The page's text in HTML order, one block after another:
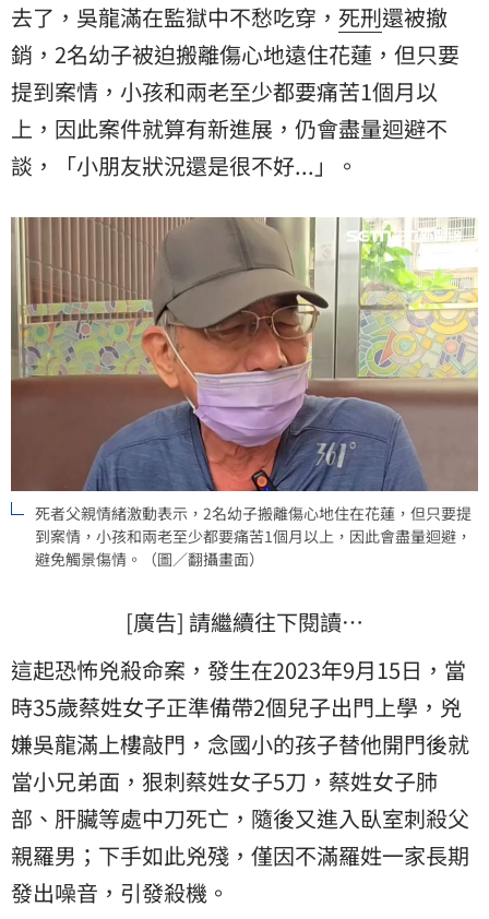
去了，吳龍滿在監獄中不愁吃穿， 死刑還被撤
銷，2名幼子被迫搬離傷心地遠住花蓮，但只要
提到案情，小孩和兩老至少都要痛苦1個月以
上，因此案件就算有新進展，仍會盡量迴避不
談，「小朋友狀況還是很不好...」。
死者父親情緒激動表示，2名幼子搬離傷心地住在花蓮，但只要提
到案情，小孩和兩老至少都要痛苦1個月以上，因此會盡量迴避，
避免觸景傷情。（圖／翻攝畫面）
[廣告] 請繼續往下閱讀…
這起恐怖兇殺命案，發生在2023年9月15日，當
時35歲蔡姓女子正準備帶2個兒子出門上學，兇
嫌吳龍滿上樓敲門，念國小的孩子替他開門後就
當小兄弟面，狠刺蔡姓女子5刀，蔡姓女子肺
部、肝臟等處中刀死亡，隨後又進入臥室刺殺父
親羅男；下手如此兇殘，僅因不滿羅姓一家長期
發出噪音，引發殺機。